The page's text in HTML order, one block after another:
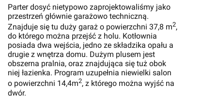
Parter dosyć nietypowo zaprojektowaliśmy jako
przestrzeń głównie garażowo techniczną.
Znajduje się tu duży garaż o powierzchni 37,8 m2,
do którego można przejść z holu. Kotłownia
posiada dwa wejścia, jedno ze składzika opału a
drugie z wnętrza domu. Dużym plusem jest
obszerna pralnia, oraz znajdująca się tuż obok
niej łazienka. Program uzupełnia niewielki salon
o powierzchni 14,4m2, z którego można wyjść na
dwór.